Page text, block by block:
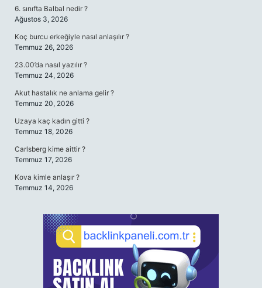
6. sınıfta Balbal nedir ?
Ağustos 3, 2026
Koç burcu erkeğiyle nasıl anlaşılır ?
Temmuz 26, 2026
23.00’da nasıl yazılır ?
Temmuz 24, 2026
Akut hastalık ne anlama gelir ?
Temmuz 20, 2026
Uzaya kaç kadın gitti ?
Temmuz 18, 2026
Carlsberg kime aittir ?
Temmuz 17, 2026
Kova kimle anlaşır ?
Temmuz 14, 2026